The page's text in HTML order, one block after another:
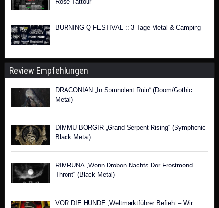
Rose Tattour
BURNING Q FESTIVAL :: 3 Tage Metal & Camping
Review Empfehlungen
DRACONIAN „In Somnolent Ruin“ (Doom/Gothic
Metal)
DIMMU BORGIR „Grand Serpent Rising“ (Symphonic
Black Metal)
RIMRUNA „Wenn Droben Nachts Der Frostmond
Thront“ (Black Metal)
VOR DIE HUNDE „Weltmarktführer Befiehl – Wir